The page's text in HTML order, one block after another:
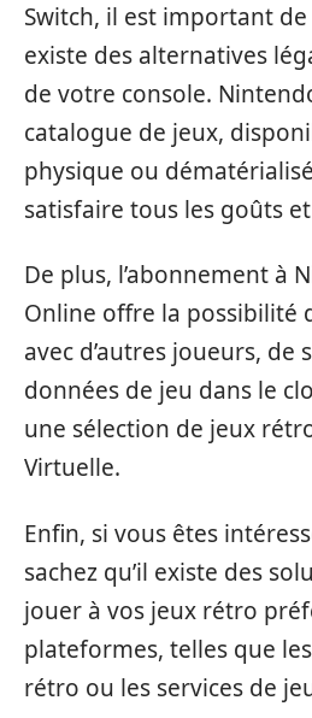
Switch, il est important de
existe des alternatives
de votre console.
catalogue de jeux,
physique ou
satisfaire tous les goûts
De plus, l’abonnement à
Online offre la possibilité
avec d’autres joueurs, de
données de jeu dans le
une sélection de jeux
Virtuelle.
Enfin, si vous êtes
sachez qu’il existe des
jouer à vos jeux rétro
plateformes, telles que
rétro ou les services de